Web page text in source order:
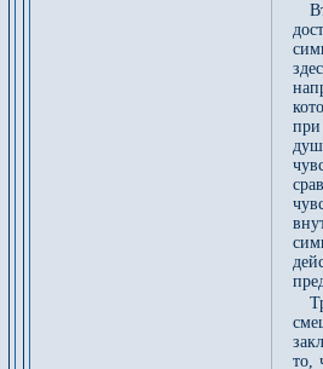
при
то,